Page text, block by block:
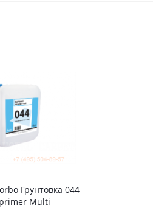
Грунтовка 044
Multi